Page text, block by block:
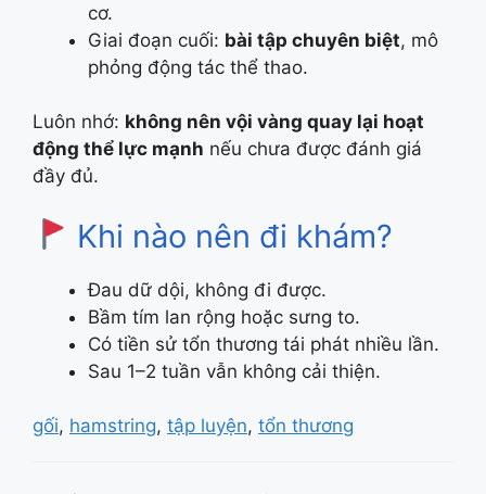
cơ.
Giai đoạn cuối: bài tập chuyên biệt, mô
phỏng động tác thể thao.
Luôn nhớ: không nên vội vàng quay lại hoạt
động thể lực mạnh nếu chưa được đánh giá
đầy đủ.
Khi nào nên đi khám?
Đau dữ dội, không đi được.
Bầm tím lan rộng hoặc sưng to.
Có tiền sử tổn thương tái phát nhiều lần.
Sau 1–2 tuần vẫn không cải thiện.
Tags
gối, hamstring, tập luyện, tổn thương